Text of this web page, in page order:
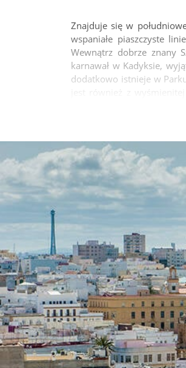
Znajduje się w
wspaniałe piaszczyste
Wewnątrz dobrze znany
karnawał w Kadyksie,
dodatkowo istnieje w
jest również z
towarzystwie win, które